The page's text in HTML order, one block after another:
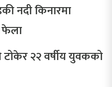
नदी किनारमा
फेला
टोकेर २२ वर्षीय युवकको